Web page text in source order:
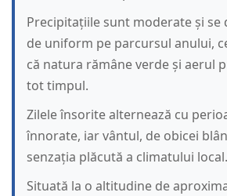
Precipitațiile sunt moderate și se
de uniform pe parcursul anului,
că natura rămâne verde și aerul
tot timpul.
Zilele însorite alternează cu
înnorate, iar vântul, de obicei
senzația plăcută a climatului local.
Situată la o altitudine de